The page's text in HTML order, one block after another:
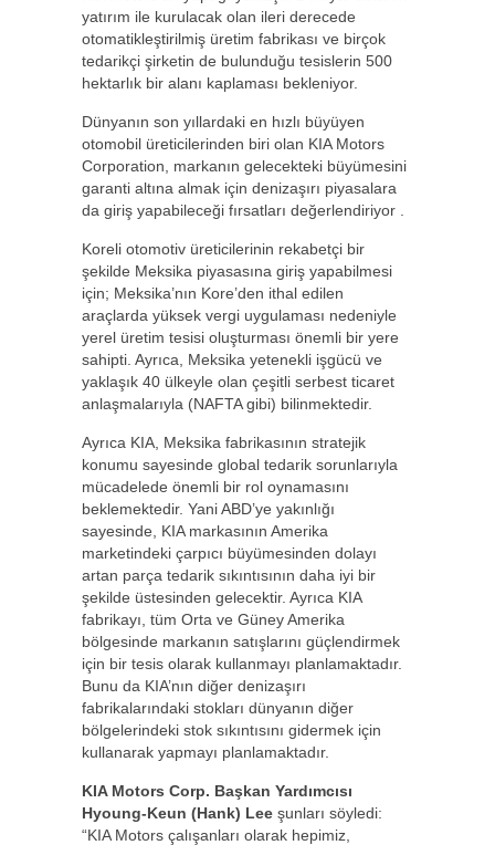
yatırım ile kurulacak olan ileri derecede
otomatikleştirilmiş üretim fabrikası ve birçok
tedarikçi şirketin de bulunduğu tesislerin 500
hektarlık bir alanı kaplaması bekleniyor.
Dünyanın son yıllardaki en hızlı büyüyen
otomobil üreticilerinden biri olan KIA Motors
Corporation, markanın gelecekteki büyümesini
garanti altına almak için denizaşırı piyasalara
da giriş yapabileceği fırsatları değerlendiriyor .
Koreli otomotiv üreticilerinin rekabetçi bir
şekilde Meksika piyasasına giriş yapabilmesi
için; Meksika’nın Kore’den ithal edilen
araçlarda yüksek vergi uygulaması nedeniyle
yerel üretim tesisi oluşturması önemli bir yere
sahipti. Ayrıca, Meksika yetenekli işgücü ve
yaklaşık 40 ülkeyle olan çeşitli serbest ticaret
anlaşmalarıyla (NAFTA gibi) bilinmektedir.
Ayrıca KIA, Meksika fabrikasının stratejik
konumu sayesinde global tedarik sorunlarıyla
mücadelede önemli bir rol oynamasını
beklemektedir. Yani ABD’ye yakınlığı
sayesinde, KIA markasının Amerika
marketindeki çarpıcı büyümesinden dolayı
artan parça tedarik sıkıntısının daha iyi bir
şekilde üstesinden gelecektir. Ayrıca KIA
fabrikayı, tüm Orta ve Güney Amerika
bölgesinde markanın satışlarını güçlendirmek
için bir tesis olarak kullanmayı planlamaktadır.
Bunu da KIA’nın diğer denizaşırı
fabrikalarındaki stokları dünyanın diğer
bölgelerindeki stok sıkıntısını gidermek için
kullanarak yapmayı planlamaktadır.
KIA Motors Corp. Başkan Yardımcısı
Hyoung-Keun (Hank) Lee şunları söyledi:
“KIA Motors çalışanları olarak hepimiz,